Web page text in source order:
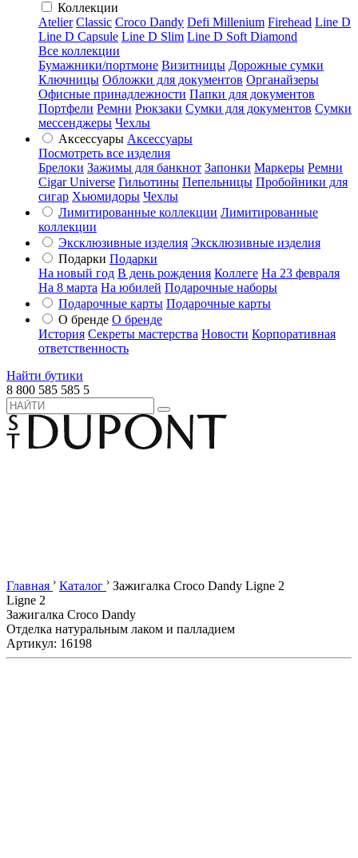
Коллекции
Atelier Classic Croco Dandy Defi Millenium Firehead Line D
Line D Capsule Line D Slim Line D Soft Diamond
Все коллекции
Бумажники/портмоне Визитницы Дорожные сумки
Ключницы Обложки для документов Органайзеры
Офисные принадлежности Папки для документов
Портфели Ремни Рюкзаки Сумки для документов Сумки
мессенджеры Чехлы
Аксессуары Аксессуары
Посмотреть все изделия
Брелоки Зажимы для банкнот Запонки Маркеры Ремни
Cigar Universe Гильотины Пепельницы Пробойники для
сигар Хьюмидоры Чехлы
Лимитированные коллекции Лимитированные
коллекции
Эксклюзивные изделия Эксклюзивные изделия
Подарки Подарки
На новый год В день рождения Коллеге На 23 февраля
На 8 марта На юбилей Подарочные наборы
Подарочные карты Подарочные карты
О бренде О бренде
История Секреты мастерства Новости Корпоративная
ответственность
Найти бутики
8 800 585 585 5
Главная › Каталог › Зажигалка Croco Dandy Ligne 2
Ligne 2
Зажигалка Croco Dandy
Отделка натуральным лаком и палладием
Артикул: 16198